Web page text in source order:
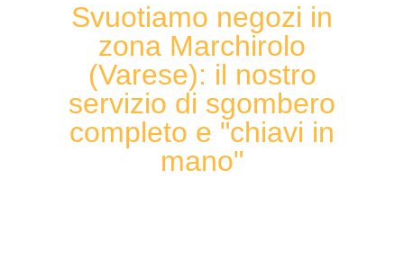
Svuotiamo negozi in
zona Marchirolo
(Varese): il nostro
servizio di sgombero
completo e "chiavi in
mano"